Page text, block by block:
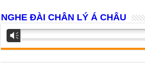
NGHE ĐÀI CHÂN LÝ Á CHÂU
Trình
phát
âm
Vm